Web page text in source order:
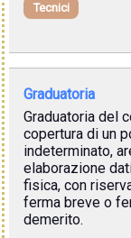
Tecnici
Graduatoria
Graduatoria del
copertura di un
indeterminato,
elaborazione
fisica, con
ferma breve o
demerito.